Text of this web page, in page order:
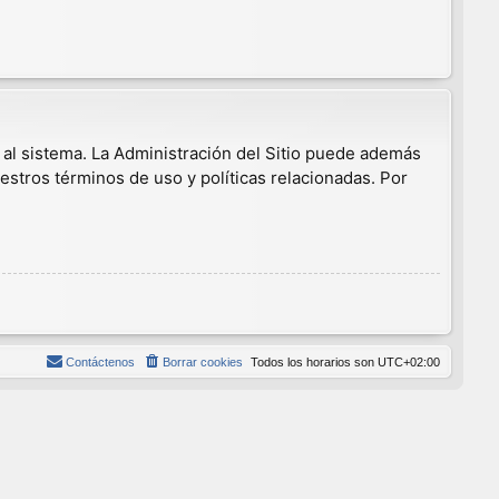
sistema. La Administración del Sitio puede además
términos de uso y políticas relacionadas. Por
Todos los horarios son UTC+02:00
Borrar cookies
Contáctenos